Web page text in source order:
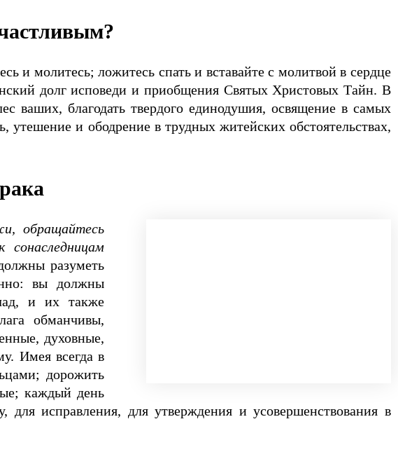
и молитесь; ложитесь спать и вставайте с молитвой в сердце
долг исповеди и приобщения Святых Христовых Тайн. В
ваших, благодать твердого единодушия, освящение в самых
и ободрение в трудных житейских обстоятельствах,
обращайтесь
разуметь
вы должны
и их также
обманчивы,
духовные,
Имея всегда в
дорожить
каждый день
исправления, для утверждения и усовершенствования в